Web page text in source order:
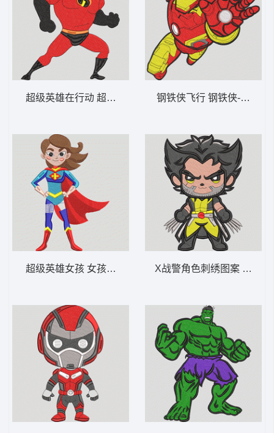
超级英雄在行动 超人先生——肌肉发达的超
超级英雄女孩 女孩超级英雄力量姿势-DST格
钢铁侠飞行 钢铁侠-DST格
X战警角色刺绣图案 X战警